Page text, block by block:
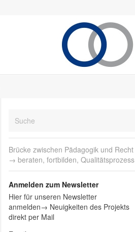
Brücke zwischen Pädagogik und Recht
→ beraten, fortbilden, Qualitätsprozess
Anmelden zum Newsletter
Hier für unseren Newsletter
anmelden→ Neuigkeiten des Projekts
direkt per Mail